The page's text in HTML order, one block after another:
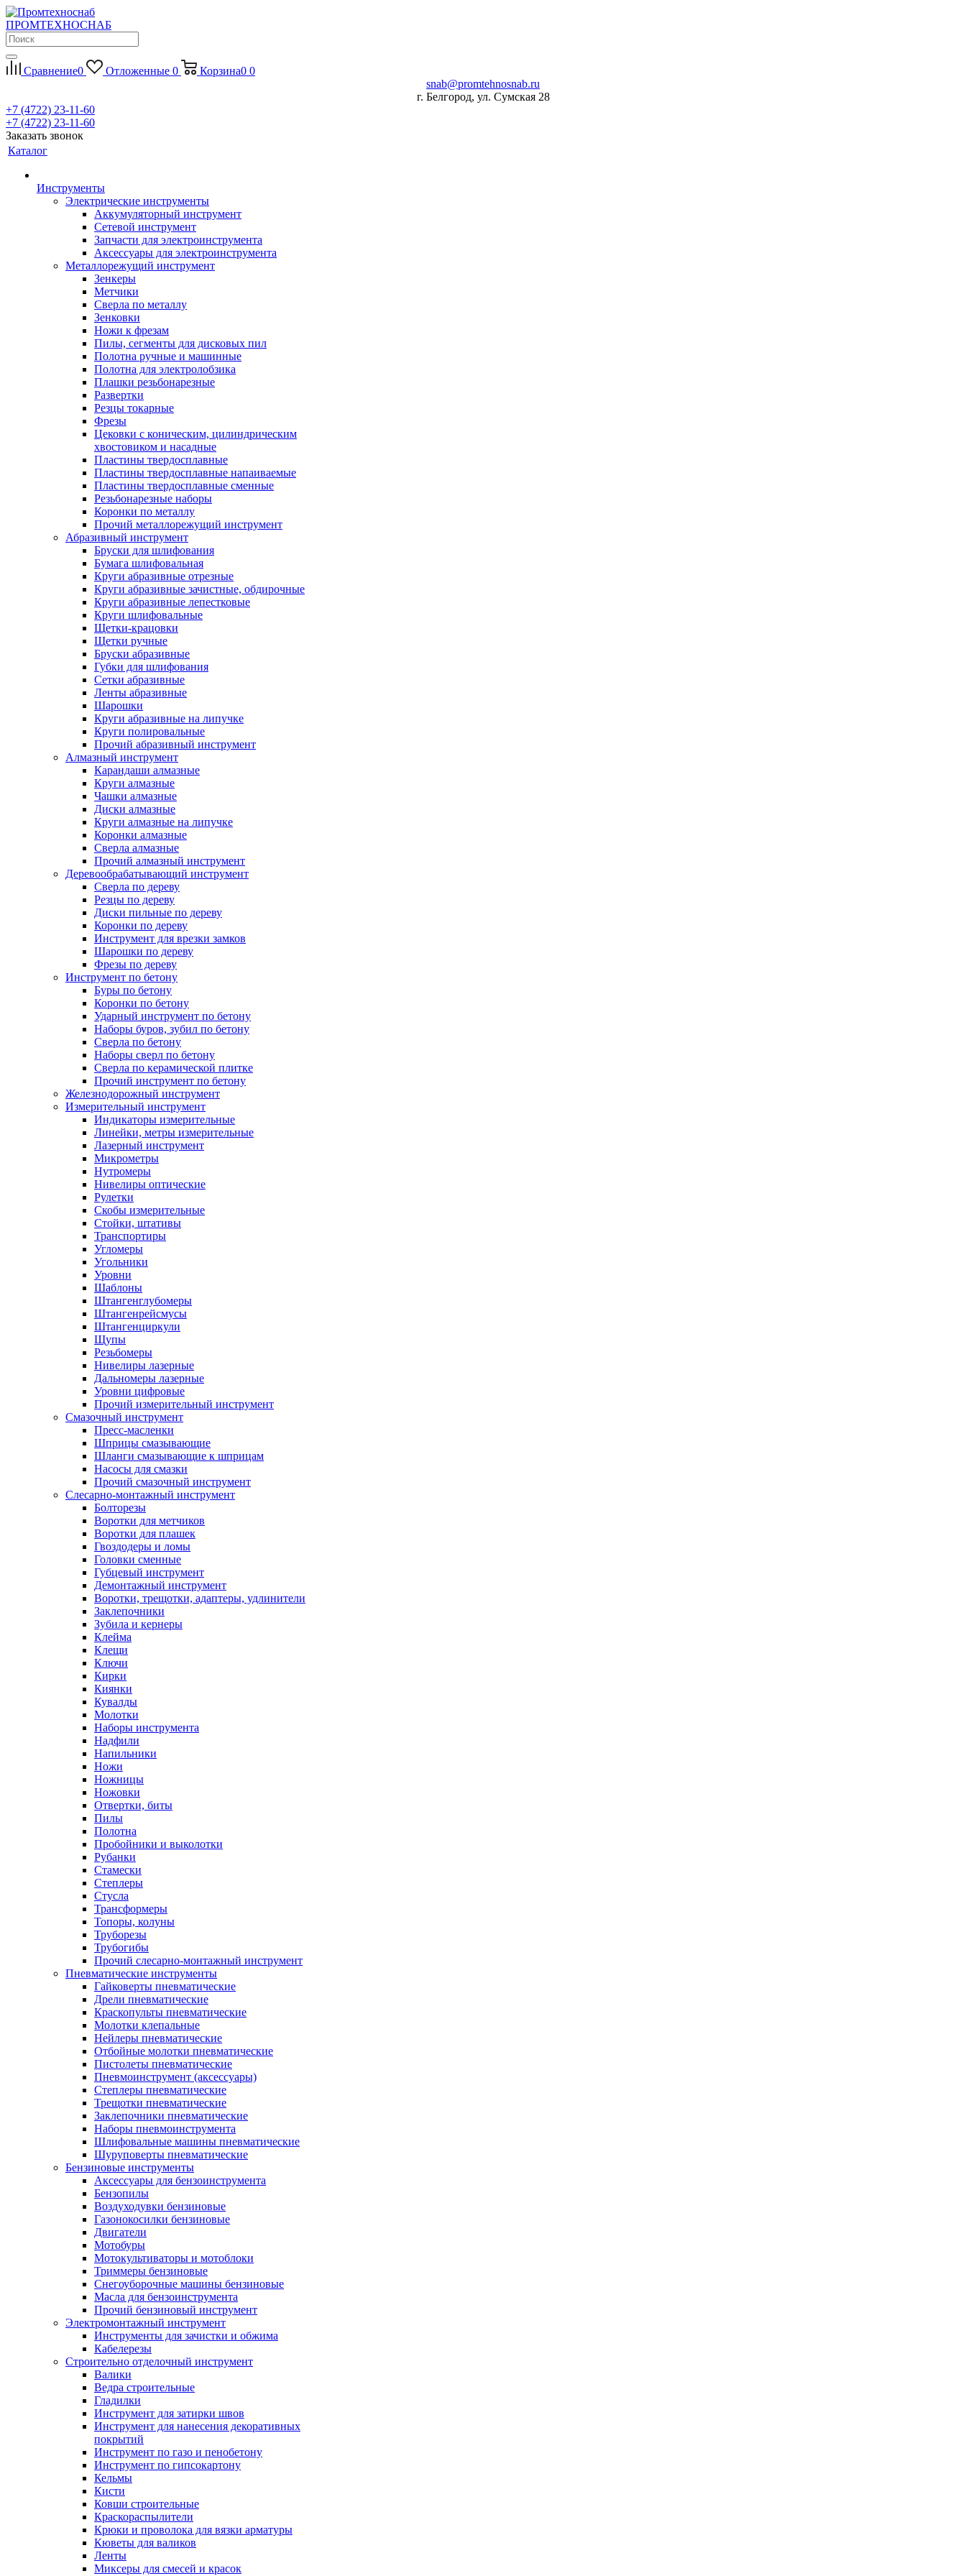
ПРОМТЕХНОСНАБ
Сравнение0 Отложенные 0 Корзина0 0
snab@promtehnosnab.ru
г. Белгород, ул. Сумская 28
+7 (4722) 23-11-60
+7 (4722) 23-11-60
Заказать звонок
Каталог
Инструменты
Электрические инструменты
Аккумуляторный инструмент
Сетевой инструмент
Запчасти для электроинструмента
Аксессуары для электроинструмента
Металлорежущий инструмент
Зенкеры
Метчики
Сверла по металлу
Зенковки
Ножи к фрезам
Пилы, сегменты для дисковых пил
Полотна ручные и машинные
Полотна для электролобзика
Плашки резьбонарезные
Развертки
Резцы токарные
Фрезы
Цековки с коническим, цилиндрическим
хвостовиком и насадные
Пластины твердосплавные
Пластины твердосплавные напаиваемые
Пластины твердосплавные сменные
Резьбонарезные наборы
Коронки по металлу
Прочий металлорежущий инструмент
Абразивный инструмент
Бруски для шлифования
Бумага шлифовальная
Круги абразивные отрезные
Круги абразивные зачистные, обдирочные
Круги абразивные лепестковые
Круги шлифовальные
Щетки-крацовки
Щетки ручные
Бруски абразивные
Губки для шлифования
Сетки абразивные
Ленты абразивные
Шарошки
Круги абразивные на липучке
Круги полировальные
Прочий абразивный инструмент
Алмазный инструмент
Карандаши алмазные
Круги алмазные
Чашки алмазные
Диски алмазные
Круги алмазные на липучке
Коронки алмазные
Сверла алмазные
Прочий алмазный инструмент
Деревообрабатывающий инструмент
Сверла по дереву
Резцы по дереву
Диски пильные по дереву
Коронки по дереву
Инструмент для врезки замков
Шарошки по дереву
Фрезы по дереву
Инструмент по бетону
Буры по бетону
Коронки по бетону
Ударный инструмент по бетону
Наборы буров, зубил по бетону
Сверла по бетону
Наборы сверл по бетону
Сверла по керамической плитке
Прочий инструмент по бетону
Железнодорожный инструмент
Измерительный инструмент
Индикаторы измерительные
Линейки, метры измерительные
Лазерный инструмент
Микрометры
Нутромеры
Нивелиры оптические
Рулетки
Скобы измерительные
Стойки, штативы
Транспортиры
Угломеры
Угольники
Уровни
Шаблоны
Штангенглубомеры
Штангенрейсмусы
Штангенциркули
Щупы
Резьбомеры
Нивелиры лазерные
Дальномеры лазерные
Уровни цифровые
Прочий измерительный инструмент
Смазочный инструмент
Пресс-масленки
Шприцы смазывающие
Шланги смазывающие к шприцам
Насосы для смазки
Прочий смазочный инструмент
Слесарно-монтажный инструмент
Болторезы
Воротки для метчиков
Воротки для плашек
Гвоздодеры и ломы
Головки сменные
Губцевый инструмент
Демонтажный инструмент
Воротки, трещотки, адаптеры, удлинители
Заклепочники
Зубила и кернеры
Клейма
Клещи
Ключи
Кирки
Киянки
Кувалды
Молотки
Наборы инструмента
Надфили
Напильники
Ножи
Ножницы
Ножовки
Отвертки, биты
Пилы
Полотна
Пробойники и выколотки
Рубанки
Стамески
Степлеры
Стусла
Трансформеры
Топоры, колуны
Труборезы
Трубогибы
Прочий слесарно-монтажный инструмент
Пневматические инструменты
Гайковерты пневматические
Дрели пневматические
Краскопульты пневматические
Молотки клепальные
Нейлеры пневматические
Отбойные молотки пневматические
Пистолеты пневматические
Пневмоинструмент (аксессуары)
Степлеры пневматические
Трещотки пневматические
Заклепочники пневматические
Наборы пневмоинструмента
Шлифовальные машины пневматические
Шуруповерты пневматические
Бензиновые инструменты
Аксессуары для бензоинструмента
Бензопилы
Воздуходувки бензиновые
Газонокосилки бензиновые
Двигатели
Мотобуры
Мотокультиваторы и мотоблоки
Триммеры бензиновые
Снегоуборочные машины бензиновые
Масла для бензоинструмента
Прочий бензиновый инструмент
Электромонтажный инструмент
Инструменты для зачистки и обжима
Кабелерезы
Строительно отделочный инструмент
Валики
Ведра строительные
Гладилки
Инструмент для затирки швов
Инструмент для нанесения декоративных
покрытий
Инструмент по газо и пенобетону
Инструмент по гипсокартону
Кельмы
Кисти
Ковши строительные
Краскораспылители
Крюки и проволока для вязки арматуры
Кюветы для валиков
Ленты
Миксеры для смесей и красок